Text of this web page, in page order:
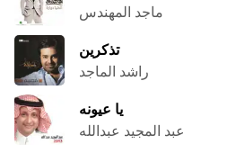
ماجد المهندس
تذكرين
راشد الماجد
يا عيونه
عبد المجيد عبدالله